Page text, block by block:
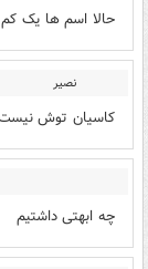
حالا اسم ها یک
نصیر
کاسیان توش
چه ابهتی داشتیم